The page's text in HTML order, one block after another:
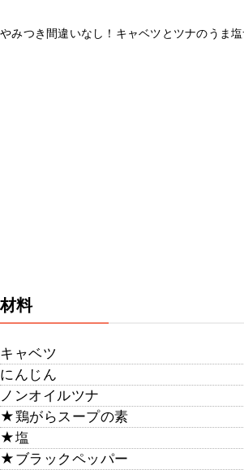
やみつき間違いなし！キャベツとツナのうま
材料
キャベツ
にんじん
ノンオイルツナ
★鶏がらスープの素
★塩
★ブラックペッパー